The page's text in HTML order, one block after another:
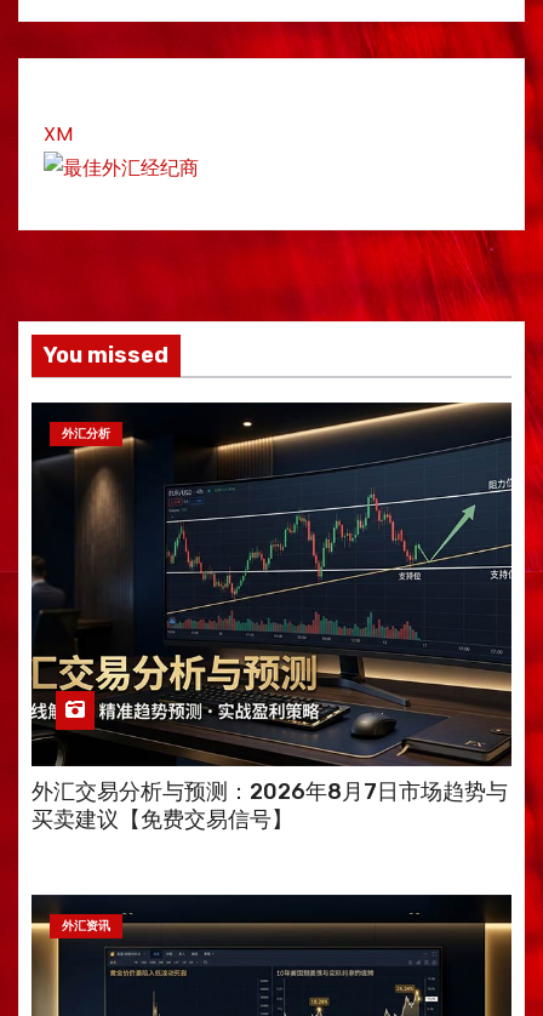
XM
You missed
外汇分析
外汇交易分析与预测：2026年8月7日市场趋势与
买卖建议【免费交易信号】
外汇资讯